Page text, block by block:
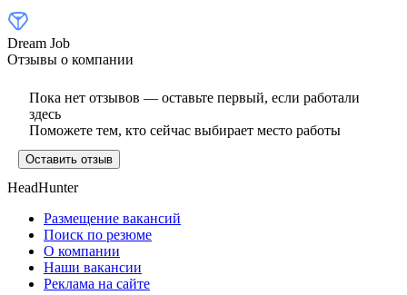
Dream Job
Отзывы о компании
Пока нет отзывов — оставьте первый, если работали
здесь
Поможете тем, кто сейчас выбирает место работы
Оставить отзыв
HeadHunter
Размещение вакансий
Поиск по резюме
О компании
Наши вакансии
Реклама на сайте